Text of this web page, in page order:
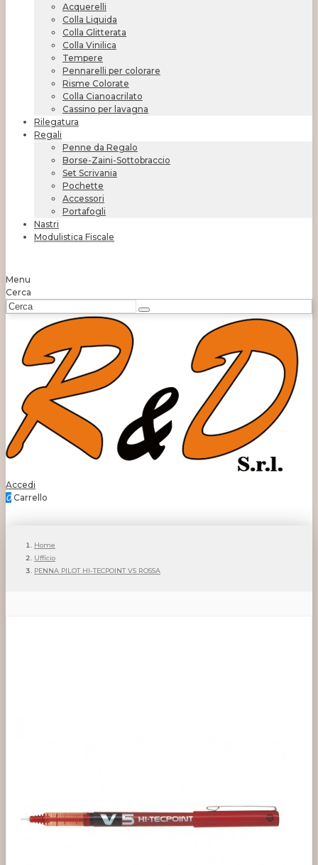
Acquerelli
Colla Liquida
Colla Glitterata
Colla Vinilica
Tempere
Pennarelli per colorare
Risme Colorate
Colla Cianoacrilato
Cassino per lavagna
Rilegatura
Regali
Penne da Regalo
Borse-Zaini-Sottobraccio
Set Scrivania
Pochette
Accessori
Portafogli
Nastri
Modulistica Fiscale
Menu
Cerca
Accedi
0 Carrello
Home
Ufficio
PENNA PILOT HI-TECPOINT V5 ROSSA